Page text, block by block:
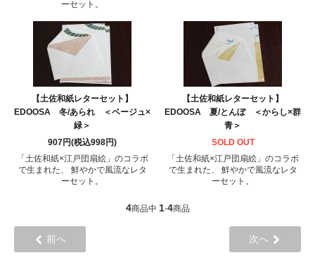
ーセット。
【土佐和紙レターセット】
EDOOSA 冬/あられ ＜ベージュ×
緑＞
907円(税込998円)
「土佐和紙×江戸団扇絵」のコラボ
で生まれた、 鮮やかで風流なレタ
ーセット。
【土佐和紙レターセット】
EDOOSA 夏/とんぼ ＜からし×群
青＞
SOLD OUT
「土佐和紙×江戸団扇絵」のコラボ
で生まれた、 鮮やかで風流なレタ
ーセット。
4商品中 1-4商品
前へ 次へ